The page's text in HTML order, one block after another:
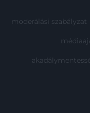
moderálási szabályzat